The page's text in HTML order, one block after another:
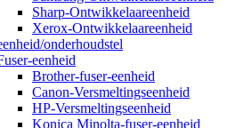
Sharp-Ontwikkelaareenheid
Xerox-Ontwikkelaareenheid
onderhoudstel
eenheid
Brother-fuser-eenheid
Canon-Versmeltingseenheid
HP-Versmeltingseenheid
Konica Minolta-fuser-eenheid